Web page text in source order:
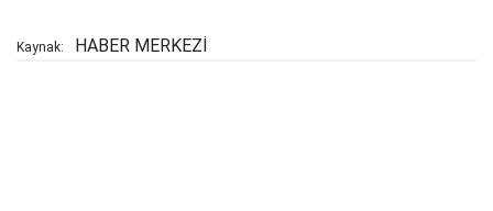
Kaynak: HABER MERKEZİ